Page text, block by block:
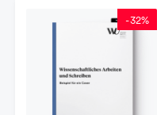
-32%